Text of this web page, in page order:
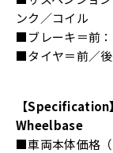
ンク／コイル
■ブレーキ＝前
■タイヤ＝前／
【Specification
Wheelbase
■車両本体価格